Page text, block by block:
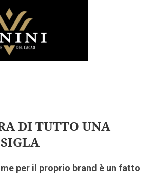
DI TUTTO UNA
per il proprio brand è un fatto